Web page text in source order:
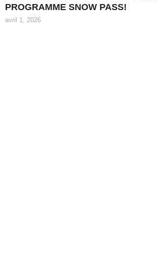
PROGRAMME SNOW PASS!
avril 1, 2026